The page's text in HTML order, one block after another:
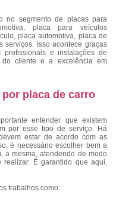
no segmento de placas para
placa para veículos
placa automotiva, placa de
serviços. Isso acontece graças
profissionais e instalações de
do cliente e a excelência em
placa de carro
entender que existem
por esse tipo de serviço. Há
estar de acordo com as
é necessário escolher bem a
a mesma, atendendo de modo
É garantido que aqui,
trabalhos como: